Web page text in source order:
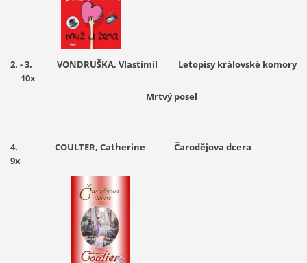
2. - 3. VONDRUŠKA, Vlastimil Letopisy královské komory
10x
Mrtvý posel
4. COULTER, Catherine Čarodějova dcera
9x